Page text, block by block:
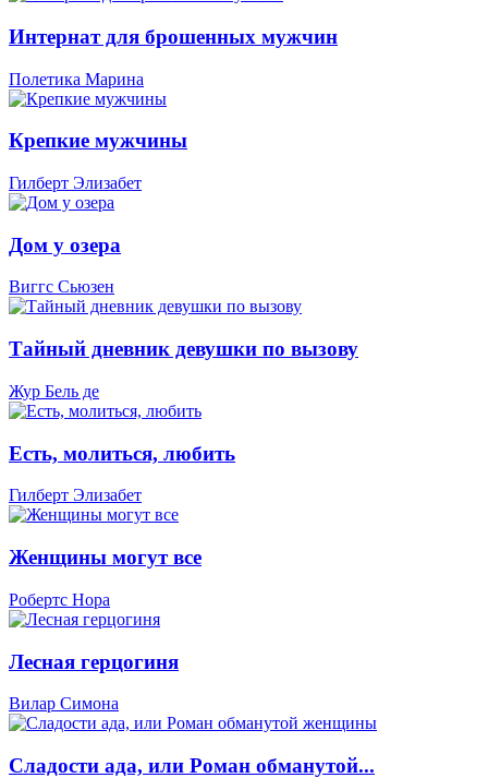
Интернат для брошенных мужчин
Полетика Марина
Крепкие мужчины
Гилберт Элизабет
Дом у озера
Виггс Сьюзен
Тайный дневник девушки по вызову
Жур Бель де
Есть, молиться, любить
Гилберт Элизабет
Женщины могут все
Робертс Нора
Лесная герцогиня
Вилар Симона
Сладости ада, или Роман обманутой...